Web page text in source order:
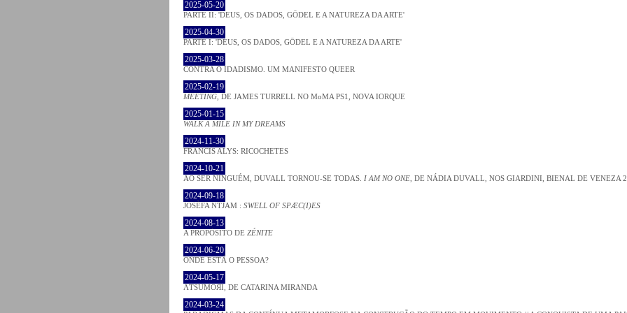
2025-05-20
PARTE II: 'DEUS, OS DADOS, GÖDEL E A NATUREZA DA ARTE'
2025-04-30
PARTE I: 'DEUS, OS DADOS, GÖDEL E A NATUREZA DA ARTE'
2025-03-28
CONTRA O IDADISMO. UM MANIFESTO QUEER
2025-02-19
MEETING , DE JAMES TURRELL NO MoMA PS1, NOVA IORQUE
2025-01-15
WALK A MILE IN MY DREAMS
2024-11-30
FRANCIS ALYS: RICOCHETES
2024-10-21
AO SER NINGUÉM, DUVALL TORNOU-SE TODAS. I AM NO ONE , DE NÁDIA DUVALL, NOS GIARDINI, BIENAL DE VENEZA
2024-09-18
JOSÈFA NTJAM : SWELL OF SPÆC(I)ES
2024-08-13
A PROPÓSITO DE ZÉNITE
2024-06-20
ONDE ESTÁ O PESSOA?
2024-05-17
ΛƬSUMOЯI, DE CATARINA MIRANDA
2024-03-24